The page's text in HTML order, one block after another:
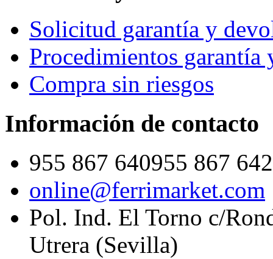
Solicitud garantía y
Procedimientos garantía
Compra sin riesgos
Información de contacto
955 867 640955 867 642
online@ferrimarket.com
Pol. Ind. El Torno c/
Utrera (Sevilla)